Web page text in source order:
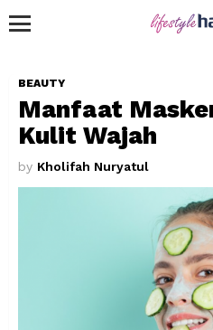
BEAUTY
Manfaat
Kulit Wajah
by Kholifah Nuryatul